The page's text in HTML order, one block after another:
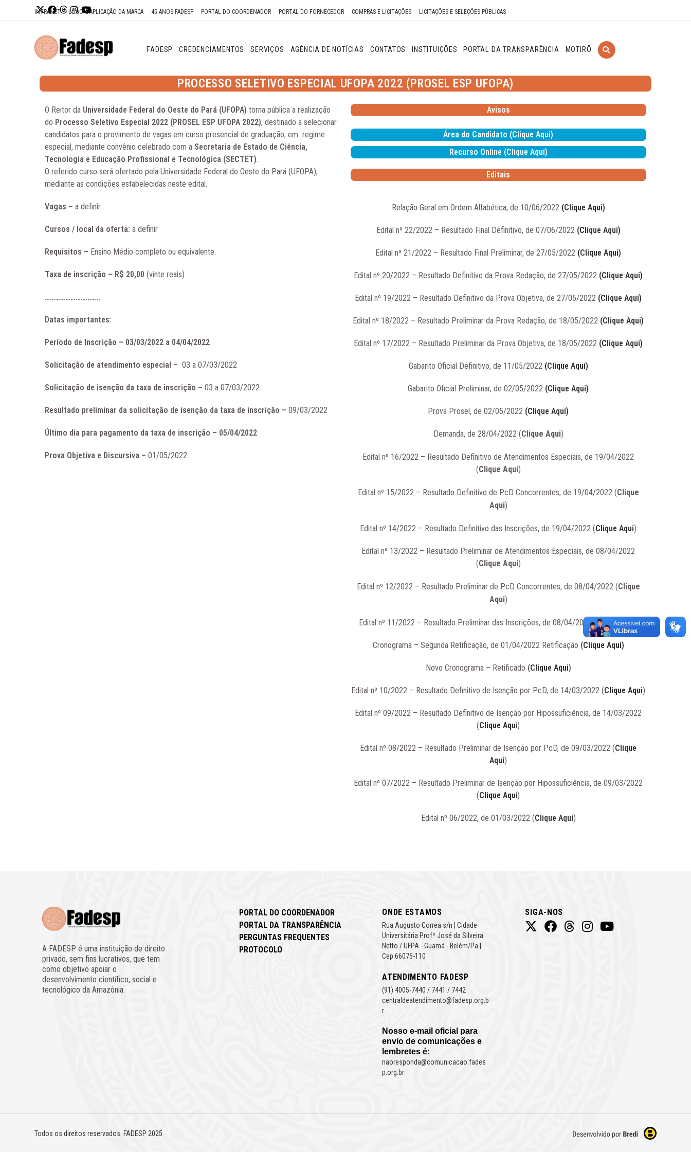
INTRANET LOGO & APLICAÇÃO DA MARCA 45 ANOS FADESP PORTAL DO COORDENADOR PORTAL DO FORNECEDOR COMPRAS E LICITAÇÕES LICITAÇÕES E SELEÇÕES PÚBLICAS
FADESP CREDENCIAMENTOS SERVIÇOS AGÊNCIA DE NOTÍCIAS CONTATOS INSTITUIÇÕES PORTAL DA TRANSPARÊNCIA MOTIRÕ
PROCESSO SELETIVO ESPECIAL UFOPA 2022 (PROSEL ESP UFOPA)
O Reitor da Universidade Federal do Oeste do Pará (UFOPA) torna pública a realização
do Processo Seletivo Especial 2022 (PROSEL ESP UFOPA 2022), destinado a selecionar
candidatos para o provimento de vagas em curso presencial de graduação, em regime
especial, mediante convênio celebrado com a Secretaria de Estado de Ciência,
Tecnologia e Educação Profissional e Tecnológica (SECTET).
O referido curso será ofertado pela Universidade Federal do Oeste do Pará (UFOPA),
mediante as condições estabelecidas neste edital.
Vagas –a definir
Cursos / local da oferta:a definir
Requisitos – Ensino Médio completo ou equivalente.
Taxa de inscrição – R$ 20,00(vinte reais)
…………………………..
Datas importantes:
Período de Inscrição – 03/03/2022 a 04/04/2022
Solicitação de atendimento especial –03 a 07/03/2022
Solicitação de isenção da taxa de inscrição –03 a 07/03/2022
Resultado preliminar da solicitação de isenção da taxa de inscrição –09/03/2022
Último dia para pagamento da taxa de inscrição – 05/04/2022
Prova Objetiva e Discursiva –01/05/2022
Avisos
Área do Candidato (Clique Aqui)
Recurso Online (Clique Aqui)
Editais
Relação Geral em Ordem Alfabética, de 10/06/2022 (Clique Aqui)
Edital nº 22/2022 – Resultado Final Definitivo, de 07/06/2022 (Clique Aqui)
Edital nº 21/2022 – Resultado Final Preliminar, de 27/05/2022 (Clique Aqui)
Edital nº 20/2022 – Resultado Definitivo da Prova Redação, de 27/05/2022 (Clique Aqui)
Edital nº 19/2022 – Resultado Definitivo da Prova Objetiva, de 27/05/2022 (Clique Aqui)
Edital nº 18/2022 – Resultado Preliminar da Prova Redação, de 18/05/2022 (Clique Aqui)
Edital nº 17/2022 – Resultado Preliminar da Prova Objetiva, de 18/05/2022 (Clique Aqui)
Gabarito Oficial Definitivo, de 11/05/2022 (Clique Aqui)
Gabarito Oficial Preliminar, de 02/05/2022 (Clique Aqui)
Prova Prosel, de 02/05/2022 (Clique Aqui)
Demanda, de 28/04/2022 (Clique Aqui)
Edital nº 16/2022 – Resultado Definitivo de Atendimentos Especiais, de 19/04/2022
(Clique Aqui)
Edital nº 15/2022 – Resultado Definitivo de PcD Concorrentes, de 19/04/2022 (Clique
Aqui)
Edital nº 14/2022 – Resultado Definitivo das Inscrições, de 19/04/2022 (Clique Aqui)
Edital nº 13/2022 – Resultado Preliminar de Atendimentos Especiais, de 08/04/2022
(Clique Aqui)
Edital nº 12/2022 – Resultado Preliminar de PcD Concorrentes, de 08/04/2022 (Clique
Aqui)
Edital nº 11/2022 – Resultado Preliminar das Inscrições, de 08/04/2022 (Clique Aqui)
Cronograma – Segunda Retificação, de 01/04/2022 Retificação (Clique Aqui)
Novo Cronograma – Retificado (Clique Aqui)
Edital nº 10/2022 – Resultado Definitivo de Isenção por PcD, de 14/03/2022 (Clique Aqui)
Edital nº 09/2022 – Resultado Definitivo de Isenção por Hipossuficiência, de 14/03/2022
(Clique Aqui)
Edital nº 08/2022 – Resultado Preliminar de Isenção por PcD, de 09/03/2022 (Clique
Aqui)
Edital nº 07/2022 – Resultado Preliminar de Isenção por Hipossuficiência, de 09/03/2022
(Clique Aqui)
Edital nº 06/2022, de 01/03/2022 (Clique Aqui)
A FADESP é uma instituição de direito
privado, sem fins lucrativos, que tem
como objetivo apoiar o
desenvolvimento científico, social e
tecnológico da Amazônia.
PORTAL DO COORDENADOR
PORTAL DA TRANSPARÊNCIA
PERGUNTAS FREQUENTES
PROTOCOLO
ONDE ESTAMOS
Rua Augusto Correa s/n | Cidade
Universitária Profº José da Silveira
Netto / UFPA - Guamá - Belém/Pa |
Cep 66075-110
ATENDIMENTO FADESP
(91) 4005-7440 / 7441 / 7442
centraldeatendimento@fadesp.org.b
r
Nosso e-mail oficial para
envio de comunicações e
lembretes é:
naoresponda@comunicacao.fades
p.org.br
SIGA-NOS
Todos os direitos reservados. FADESP 2025